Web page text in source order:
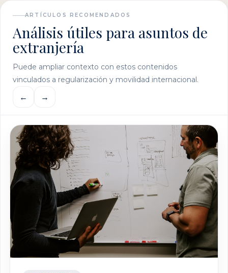
ARTÍCULOS RECOMENDADOS
Análisis útiles para asuntos de
extranjería
Puede ampliar contexto con estos contenidos
vinculados a regularización y movilidad internacional.
← →